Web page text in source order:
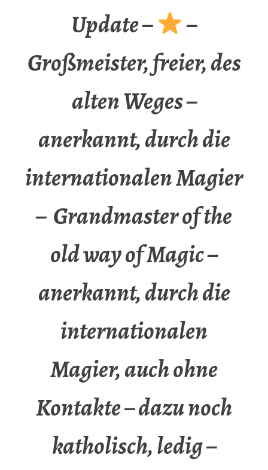
Update –
–
Großmeister, freier, des
alten Weges –
anerkannt, durch die
internationalen Magier
– Grandmaster of the
old way of Magic –
anerkannt, durch die
internationalen
Magier, auch ohne
Kontakte – dazu noch
katholisch, ledig –